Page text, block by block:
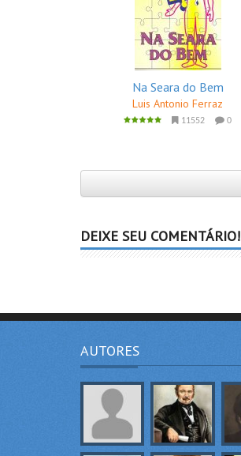
Na Seara do Bem
Luis Antonio Ferraz
11552 0
DEIXE SEU COMENTÁRIO!
AUTORES